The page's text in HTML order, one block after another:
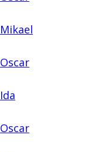
Mikael
Oscar
Ida
Oscar